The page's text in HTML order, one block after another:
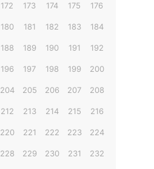
172 173 174 175 176
180 181 182 183 184
188 189 190 191 192
196 197 198 199 200
204 205 206 207 208
212 213 214 215 216
220 221 222 223 224
228 229 230 231 232